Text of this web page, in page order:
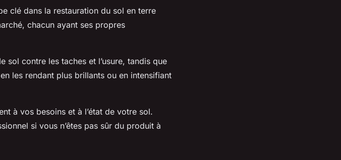
clé dans la restauration du sol en terre
chacun ayant ses propres
contre les taches et l’usure, tandis que
les rendant plus brillants ou en intensifiant
à vos besoins et à l’état de votre sol.
si vous n’êtes pas sûr du produit à